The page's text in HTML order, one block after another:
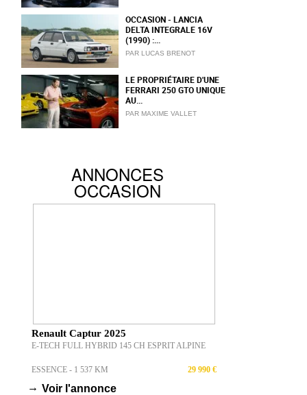
OCCASION - LANCIA
DELTA INTEGRALE 16V
(1990) :...
PAR LUCAS BRENOT
LE PROPRIÉTAIRE D'UNE
FERRARI 250 GTO UNIQUE
AU...
PAR MAXIME VALLET
ANNONCES
OCCASION
Renault Captur 2025
E-TECH FULL HYBRID 145 CH ESPRIT ALPINE
ESSENCE - 1 537 KM 29 990 €
→ Voir l'annonce